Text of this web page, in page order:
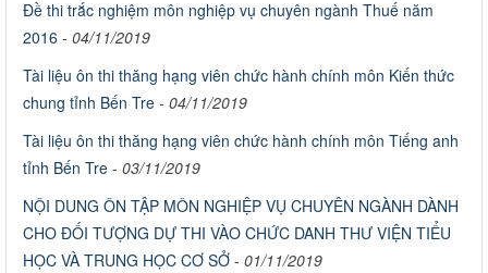
Đề thi trắc nghiệm môn nghiệp vụ chuyên ngành Thuế năm
2016 - 04/11/2019
Tài liệu ôn thi thăng hạng viên chức hành chính môn Kiến thức
chung tỉnh Bến Tre - 04/11/2019
Tài liệu ôn thi thăng hạng viên chức hành chính môn Tiếng anh
tỉnh Bến Tre - 03/11/2019
NỘI DUNG ÔN TẬP MÔN NGHIỆP VỤ CHUYÊN NGÀNH DÀNH
CHO ĐỐI TƯỢNG DỰ THI VÀO CHỨC DANH THƯ VIỆN TIỂU
HỌC VÀ TRUNG HỌC CƠ SỞ - 01/11/2019